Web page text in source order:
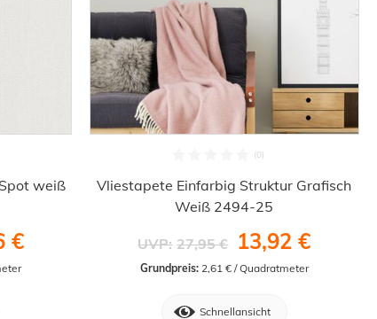
weiß
€
Vliestapete Einfarbig Struktur Grafisch
Weiß 2494-25
UVP: 27,95 € 13,92 €
Grundpreis: 2,61 € / Quadratmeter
Schnellansicht